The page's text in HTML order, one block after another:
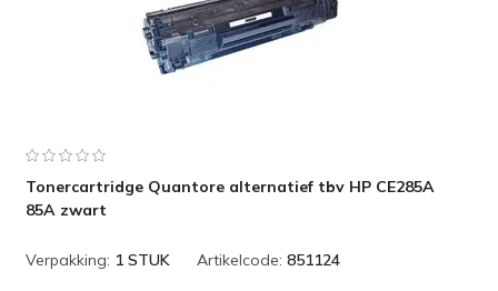
Tonercartridge Quantore alternatief tbv HP CE285A
85A zwart
Verpakking: 1 STUK Artikelcode: 851124